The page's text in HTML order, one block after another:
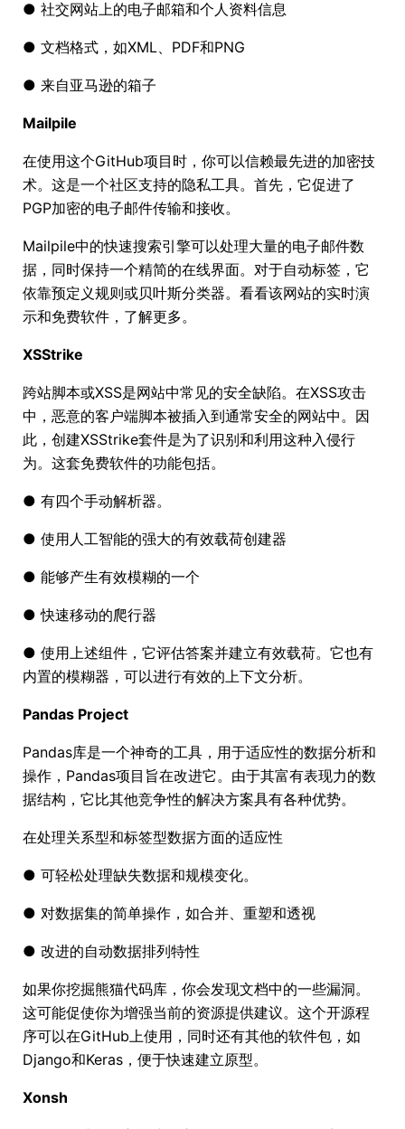
● 社交网站上的电子邮箱和个人资料信息
● 文档格式，如XML、PDF和PNG
● 来自亚马逊的箱子
Mailpile
在使用这个GitHub项目时，你可以信赖最先进的加密技
术。这是一个社区支持的隐私工具。首先，它促进了
PGP加密的电子邮件传输和接收。
Mailpile中的快速搜索引擎可以处理大量的电子邮件数
据，同时保持一个精简的在线界面。对于自动标签，它
依靠预定义规则或贝叶斯分类器。看看该网站的实时演
示和免费软件，了解更多。
XSStrike
跨站脚本或XSS是网站中常见的安全缺陷。在XSS攻击
中，恶意的客户端脚本被插入到通常安全的网站中。因
此，创建XSStrike套件是为了识别和利用这种入侵行
为。这套免费软件的功能包括。
● 有四个手动解析器。
● 使用人工智能的强大的有效载荷创建器
● 能够产生有效模糊的一个
● 快速移动的爬行器
● 使用上述组件，它评估答案并建立有效载荷。它也有
内置的模糊器，可以进行有效的上下文分析。
Pandas Project
Pandas库是一个神奇的工具，用于适应性的数据分析和
操作，Pandas项目旨在改进它。由于其富有表现力的数
据结构，它比其他竞争性的解决方案具有各种优势。
在处理关系型和标签型数据方面的适应性
● 可轻松处理缺失数据和规模变化。
● 对数据集的简单操作，如合并、重塑和透视
● 改进的自动数据排列特性
如果你挖掘熊猫代码库，你会发现文档中的一些漏洞。
这可能促使你为增强当前的资源提供建议。这个开源程
序可以在GitHub上使用，同时还有其他的软件包，如
Django和Keras，便于快速建立原型。
Xonsh